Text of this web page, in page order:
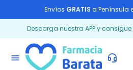
Envíos GRATIS a Península
Descarga nuestra APP y consigue
menu